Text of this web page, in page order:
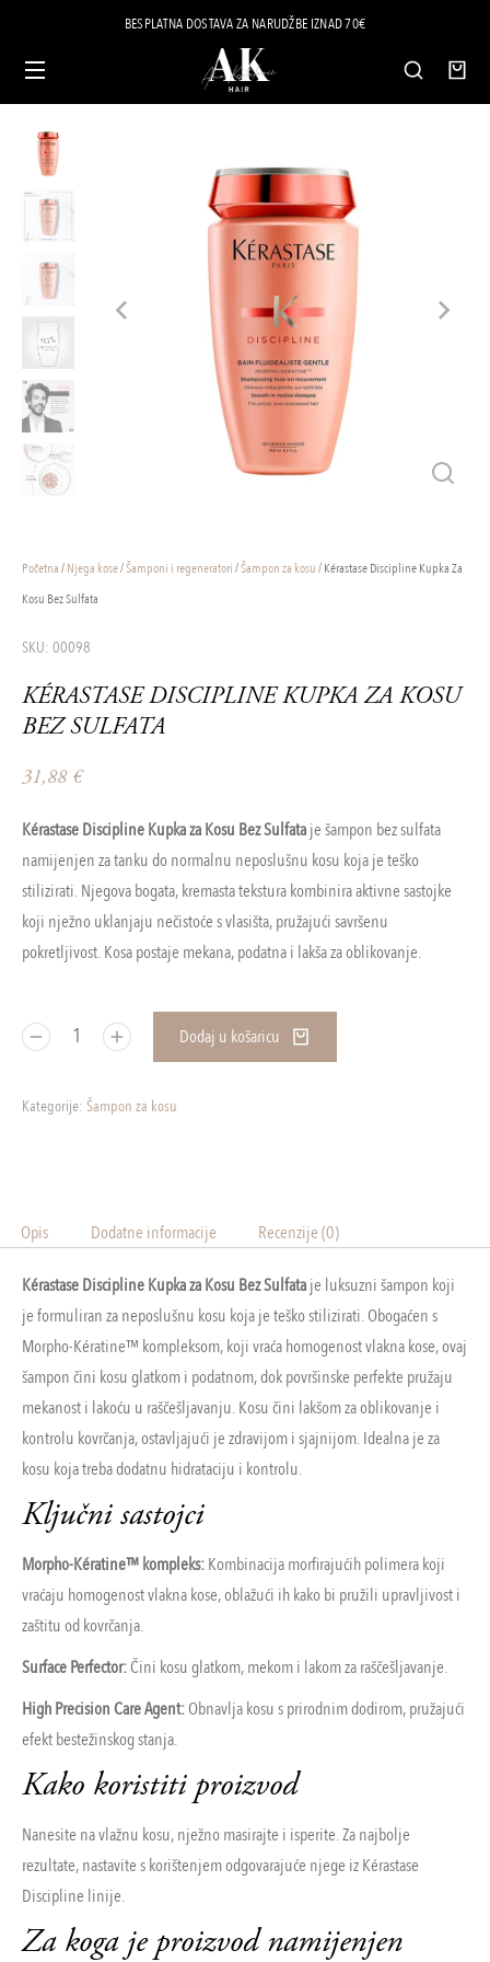
BESPLATNA DOSTAVA ZA NARUDŽBE IZNAD 70€
Početna/Njega kose/Šamponi i regeneratori/Šampon za kosu/ Kérastase Discipline Kupka Za
Kosu Bez Sulfata
SKU: 00098
KÉRASTASE DISCIPLINE KUPKA ZA KOSU
BEZ SULFATA
31,88 €
Kérastase Discipline Kupka za Kosu Bez Sulfataje šampon bez sulfata
namijenjen za tanku do normalnu neposlušnu kosu koja je teško
stilizirati. Njegova bogata, kremasta tekstura kombinira aktivne sastojke
koji nježno uklanjaju nečistoće s vlasišta, pružajući savršenu
pokretljivost. Kosa postaje mekana, podatna i lakša za oblikovanje.
Dodaj u košaricu
Kategorije: Šampon za kosu
Opis Dodatne informacije Recenzije (0)
Kérastase Discipline Kupka za Kosu Bez Sulfataje luksuzni šampon koji
je formuliran za neposlušnu kosu koja je teško stilizirati. Obogaćen s
Morpho-Kératine™ kompleksom, koji vraća homogenost vlakna kose, ovaj
šampon čini kosu glatkom i podatnom, dok površinske perfekte pružaju
mekanost i lakoću u raščešljavanju. Kosu čini lakšom za oblikovanje i
kontrolu kovrčanja, ostavljajući je zdravijom i sjajnijom. Idealna je za
kosu koja treba dodatnu hidrataciju i kontrolu.
Ključni sastojci
Morpho-Kératine™ kompleks:Kombinacija morfirajućih polimera koji
vraćaju homogenost vlakna kose, oblažući ih kako bi pružili upravljivost i
zaštitu od kovrčanja.
Surface Perfector:Čini kosu glatkom, mekom i lakom za raščešljavanje.
High Precision Care Agent:Obnavlja kosu s prirodnim dodirom, pružajući
efekt bestežinskog stanja.
Kako koristiti proizvod
Nanesite na vlažnu kosu, nježno masirajte i isperite. Za najbolje
rezultate, nastavite s korištenjem odgovarajuće njege iz Kérastase
Discipline linije.
Za koga je proizvod namijenjen